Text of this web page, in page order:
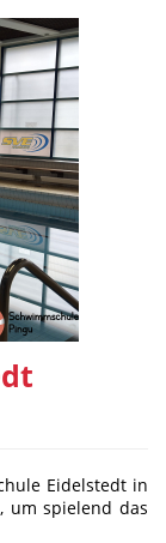
Eidelstedt in
um spielend das